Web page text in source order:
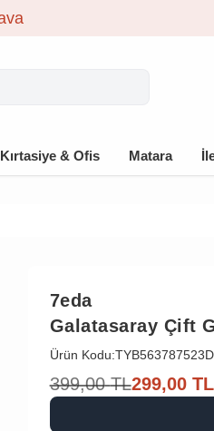
Kırtasiye & Ofis Matara
7eda
Galatasaray Çift
Ürün Kodu:
399,00 TL299,00 TL